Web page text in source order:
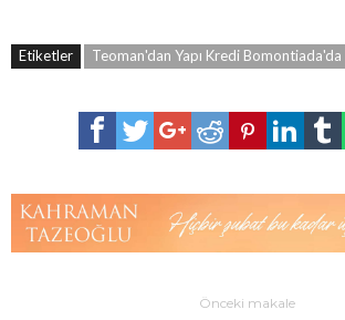
Etiketler Teoman'dan Yapı Kredi
Önceki makale